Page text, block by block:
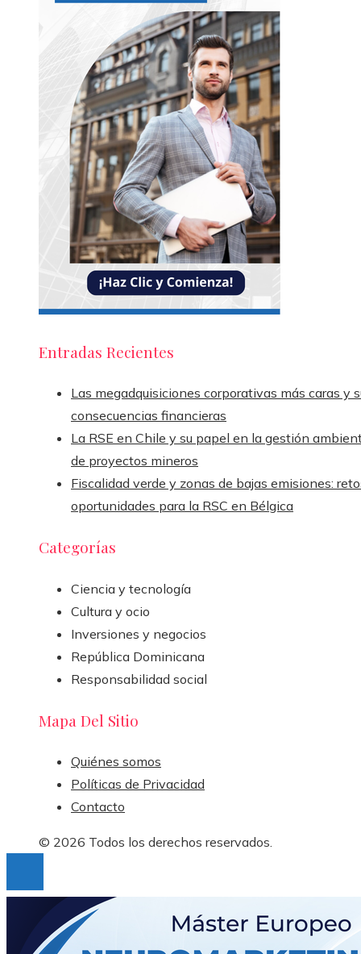
Entradas Recientes
Las megadquisiciones corporativas más caras y
consecuencias financieras
La RSE en Chile y su papel en la gestión
de proyectos mineros
Fiscalidad verde y zonas de bajas emisiones:
oportunidades para la RSC en Bélgica
Categorías
Ciencia y tecnología
Cultura y ocio
Inversiones y negocios
República Dominicana
Responsabilidad social
Mapa Del Sitio
Quiénes somos
Políticas de Privacidad
Contacto
© 2026 Todos los derechos reservados.